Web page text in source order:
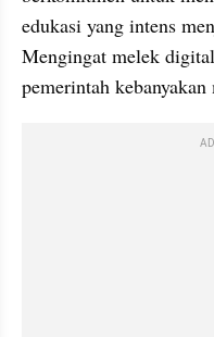
edukasi yang intens
Mengingat melek
pemerintah kebanyakan